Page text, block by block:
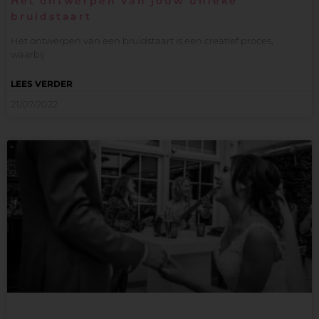
bruidstaart
Het ontwerpen van een bruidstaart is een creatief proces,
waarbij
LEES VERDER